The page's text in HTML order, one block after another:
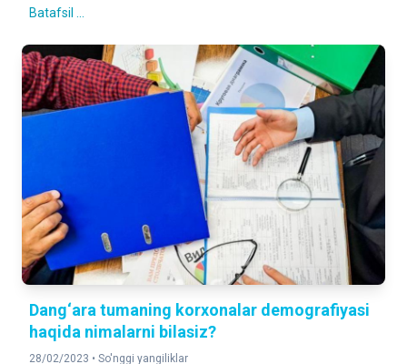
Batafsil ...
Dang‘ara tumaning korxonalar demografiyasi
haqida nimalarni bilasiz?
28/02/2023 • So'nggi yangiliklar